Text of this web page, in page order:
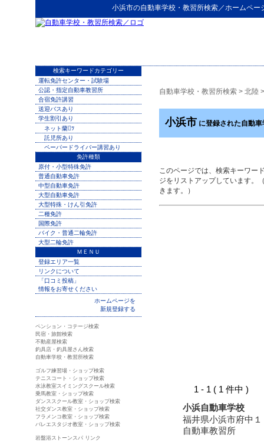
小浜市の自動車学校・教習所検索／ホームペー
自動車学校・教習所検索 > 北陸
小浜市 に登録された自動
このページでは、検索キーワー
ジをリストアップしています。
きます。）
1 - 1 ( 1 件中 )
小浜自動車学校
福井県小浜市府中
自動車教習所
検索キーワードカテゴリー
運転免許センター・試験場
公認・指定自動車教習所
合宿免許講習
送迎バスあり
学生割引あり
ネット蘭ﾂ
託児所あり
ペーパードライバー講習あり
免許種類
原付・小型特殊免許
普通自動車免許
中型自動車免許
大型自動車免許
大型特殊・けん引免許
二種免許
国際免許
バイク・普通二輪免許
大型二輪免許
ＭＥＮＵ
登録エリア一覧
リンクについて
「口コミ投稿」
情報をお寄せください
ホームページを
新規登録する
ペンション・コテージ検索
民宿・旅館検索
不動産屋検索
釣具店・釣具屋さん検索
自動車学校・教習所検索
ゴルフ練習場・ショップ検索
テニスコート・ショップ検索
水泳教室スイミングスクール検索
乗馬教室・ショップ検索
ダンススクール教室・ショップ検索
社交ダンス教室・ショップ検索
フラメンコ教室・ショップ検索
バレエスタジオ教室・ショップ検索
岩盤浴ストーンスパ リンク